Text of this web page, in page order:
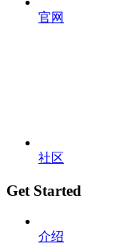
官网
社区
Get Started
介绍